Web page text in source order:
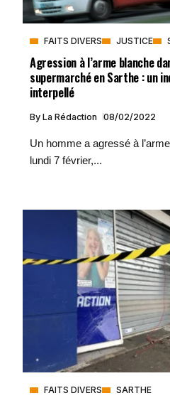
FAITS DIVERS JUSTICE
Agression à l’arme blanche
supermarché en Sarthe : un
interpellé
By La Rédaction 08/02/2022
Un homme a agressé à
lundi 7 février,...
FAITS DIVERS SARTHE